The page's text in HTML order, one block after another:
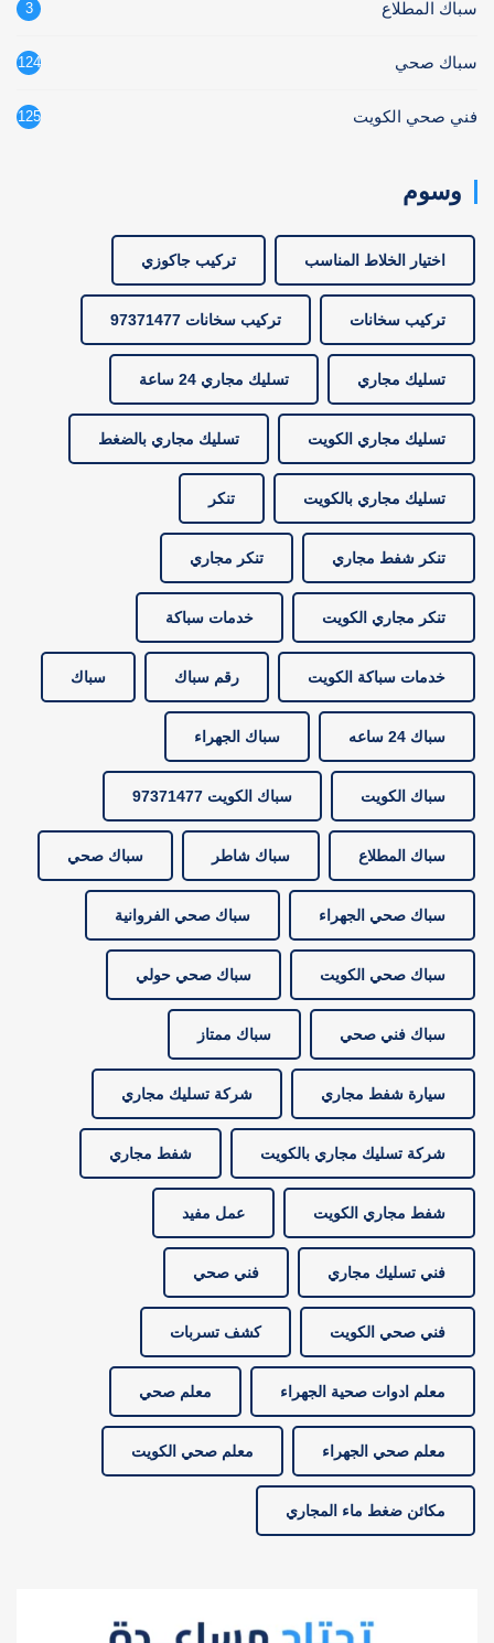
سباك المطلاع 3
سباك صحي 124
فني صحي الكويت 125
وسوم
اختيار الخلاط المناسب تركيب جاكوزي
تركيب سخانات تركيب سخانات 97371477
تسليك مجاري تسليك مجاري 24 ساعة
تسليك مجاري الكويت تسليك مجاري بالضغط
تسليك مجاري بالكويت تنكر
تنكر شفط مجاري تنكر مجاري
تنكر مجاري الكويت خدمات سباكة
خدمات سباكة الكويت رقم سباك سباك
سباك 24 ساعه سباك الجهراء
سباك الكويت سباك الكويت 97371477
سباك المطلاع سباك شاطر سباك صحي
سباك صحي الجهراء سباك صحي الفروانية
سباك صحي الكويت سباك صحي حولي
سباك فني صحي سباك ممتاز
سيارة شفط مجاري شركة تسليك مجاري
شركة تسليك مجاري بالكويت شفط مجاري
شفط مجاري الكويت عمل مفيد
فني تسليك مجاري فني صحي
فني صحي الكويت كشف تسربات
معلم ادوات صحية الجهراء معلم صحي
معلم صحي الجهراء معلم صحي الكويت
مكائن ضغط ماء المجاري